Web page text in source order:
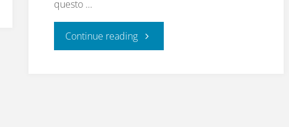
questo …
Continue reading"In